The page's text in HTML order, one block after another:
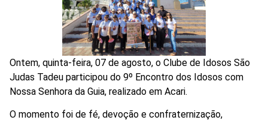
Ontem, quinta-feira, 07 de agosto, o Clube de Idosos São
Judas Tadeu participou do 9º Encontro dos Idosos com
Nossa Senhora da Guia, realizado em Acari.
O momento foi de fé, devoção e confraternização,